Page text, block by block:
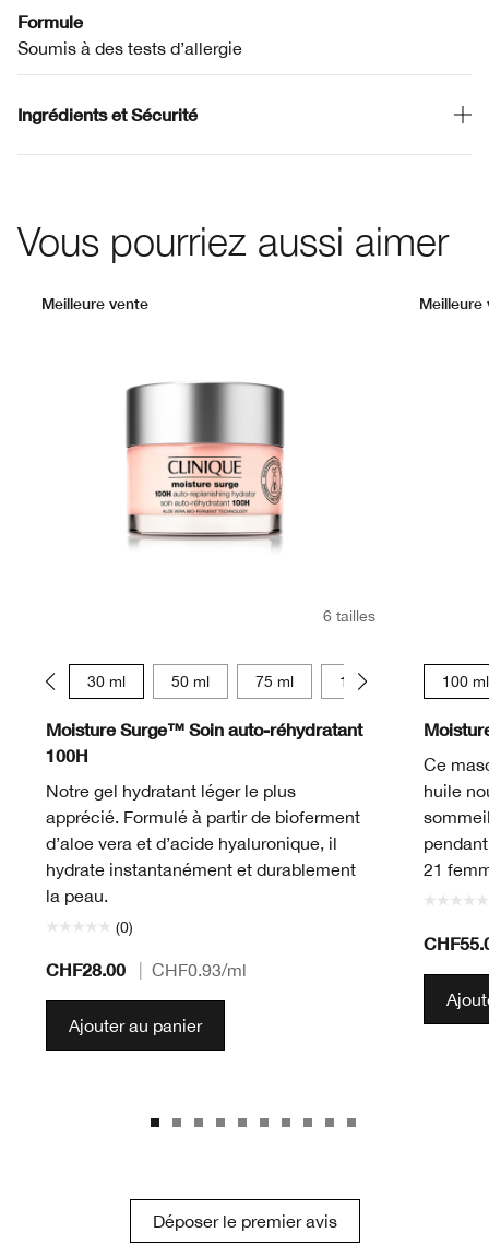
Formule
Soumis à des tests d’allergie
Ingrédients et Sécurité
Vous pourriez aussi aimer
Meilleure vente
6 tailles
30 ml 50 ml 75 ml 125 ml 15 ml
Moisture Surge™ Soin auto-réhydratant
100H
Notre gel hydratant léger le plus
apprécié. Formulé à partir de bioferment
d’aloe vera et d’acide hyaluronique, il
hydrate instantanément et durablement
la peau.
(0)
CHF28.00 CHF0.93/ml
Ajouter au panier
Meilleure
100 ml
Ce
huile
21
Déposer le premier avis